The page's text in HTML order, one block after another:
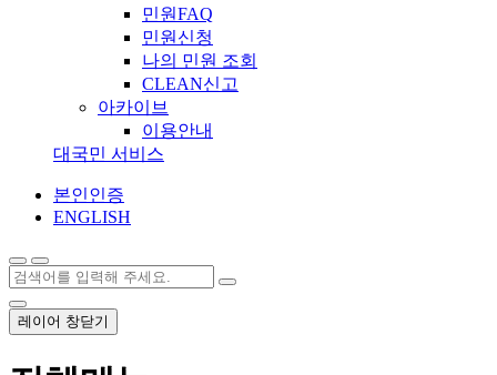
민원FAQ
민원신청
나의 민원 조회
CLEAN신고
아카이브
이용안내
대국민 서비스
본인인증
ENGLISH
레이어 창닫기